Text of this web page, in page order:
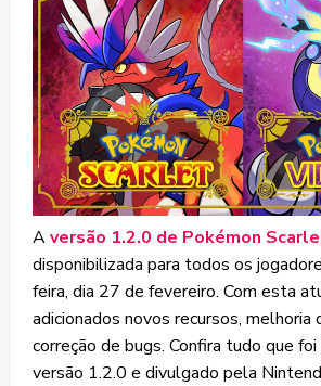
Aversão 1.2.0 de Pokémon
disponibilizada para todos os
feira, dia 27 de fevereiro. Com esta
adicionados novos recursos, melhoria
correção de bugs. Confira tudo que
versão 1.2.0 e divulgado pela